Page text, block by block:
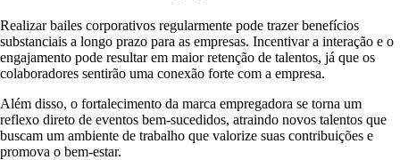
Realizar bailes corporativos regularmente pode trazer benefícios
substanciais a longo prazo para as empresas. Incentivar a interação e o
engajamento pode resultar em maior retenção de talentos, já que os
colaboradores sentirão uma conexão forte com a empresa.
Além disso, o fortalecimento da marca empregadora se torna um
reflexo direto de eventos bem-sucedidos, atraindo novos talentos que
buscam um ambiente de trabalho que valorize suas contribuições e
promova o bem-estar.